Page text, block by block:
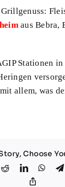
aus Bebra,
Stationen
allem, was
Choose
RedditLinkedIn